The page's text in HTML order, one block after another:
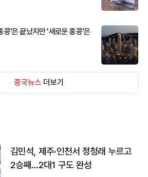
콩'은 끝났지만 '새로운 홍콩'은
중국뉴스 더보기
김민석, 제주·인천서 정청래 누르고
2승째…2대1 구도 완성